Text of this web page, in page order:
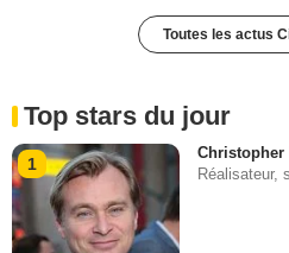
Toutes les actus
Top stars du jour
1
Christopher
Réalisateur,